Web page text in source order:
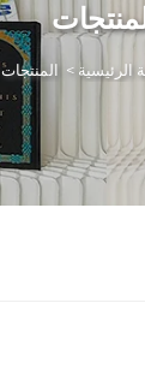
الرئيسية > المنتجات